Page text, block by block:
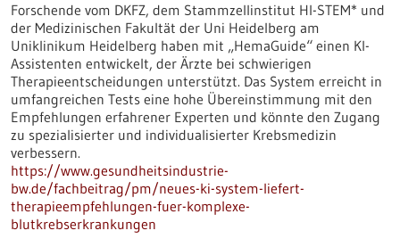
Forschende vom DKFZ, dem Stammzellinstitut HI-STEM* und
der Medizinischen Fakultät der Uni Heidelberg am
Uniklinikum Heidelberg haben mit „HemaGuide“ einen KI-
Assistenten entwickelt, der Ärzte bei schwierigen
Therapieentscheidungen unterstützt. Das System erreicht in
umfangreichen Tests eine hohe Übereinstimmung mit den
Empfehlungen erfahrener Experten und könnte den Zugang
zu spezialisierter und individualisierter Krebsmedizin
verbessern.
https://www.gesundheitsindustrie-
bw.de/fachbeitrag/pm/neues-ki-system-liefert-
therapieempfehlungen-fuer-komplexe-
blutkrebserkrankungen